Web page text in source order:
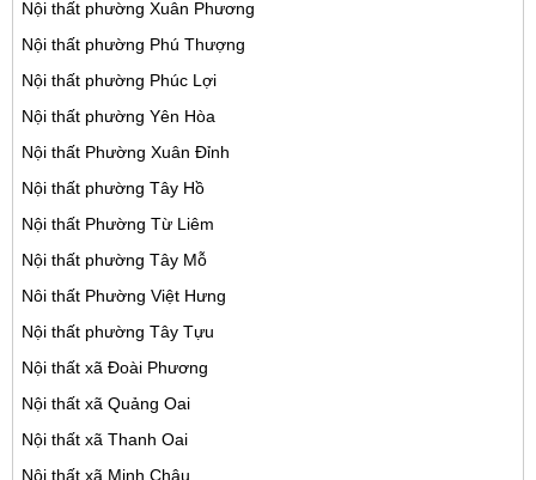
Nội thất phường Xuân Phương
Nội thất phường Phú Thượng
Nội thất phường Phúc Lợi
Nội thất phường Yên Hòa
Nội thất Phường Xuân Đỉnh
Nội thất phường Tây Hồ
Nội thất Phường Từ Liêm
Nội thất phường Tây Mỗ
Nôi thất Phường Việt Hưng
Nội thất phường Tây Tựu
Nội thất xã Đoài Phương
Nội thất xã Quảng Oai
Nội thất xã Thanh Oai
Nội thất xã Minh Châu